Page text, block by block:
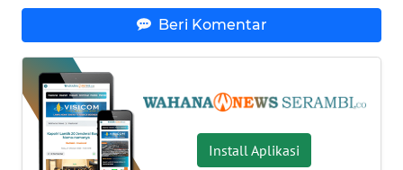
Beri Komentar
Install Aplikasi
WN
WN
LAMPUNG
WN
JATENG